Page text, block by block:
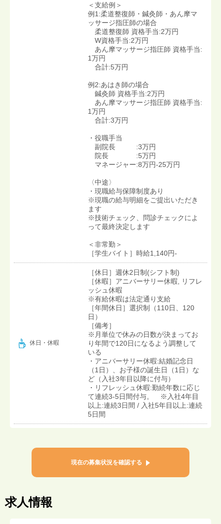
＜支給例＞
例1:柔道整復師・鍼灸師・あん摩マ
ッサージ指圧師の場合
柔道整復師 資格手当:2万円
W資格手当:2万円
あん摩マッサージ指圧師 資格手当:
1万円
合計:5万円
例2:あはき師の場合
鍼灸師 資格手当:2万円
あん摩マッサージ指圧師 資格手当:
1万円
合計:3万円
・役職手当
副院長 :3万円
院長 :5万円
マネージャー:8万円-25万円
〈中途〉
・現職給与保障制度あり
※現職の給与明細をご提出いただき
ます
※技術チェック、問診チェックによ
って最終決定します
＜非常勤＞
［学生バイト］時給1,140円-
休日・休暇
［休日］週休2日制(シフト制)
［休暇］アニバーサリー休暇, リフレ
ッシュ休暇
※有給休暇は法定通り支給
［年間休日］選択制（110日、120
日）
［備考］
※月単位で休みの日数が決まってお
り年間で120日になるよう調整して
いる
・アニバーサリー休暇:結婚記念日
（1日）、お子様の誕生日（1日）な
ど（入社3年目以降に付与）
・リフレッシュ休暇:勤続年数に応じ
て連続3-5日間付与。 ※入社4年目
以上:連続3日間 / 入社5年目以上:連続
5日間
現在の募集状況を確認する
求人情報